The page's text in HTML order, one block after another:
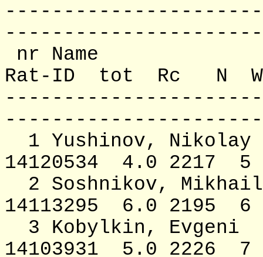
nr Name
Rat-ID tot Rc N
1 Yushinov,
14120534 4.0 2217
2 Soshnikov,
14113295 6.0 2195
3 Kobylkin,
14103931 5.0